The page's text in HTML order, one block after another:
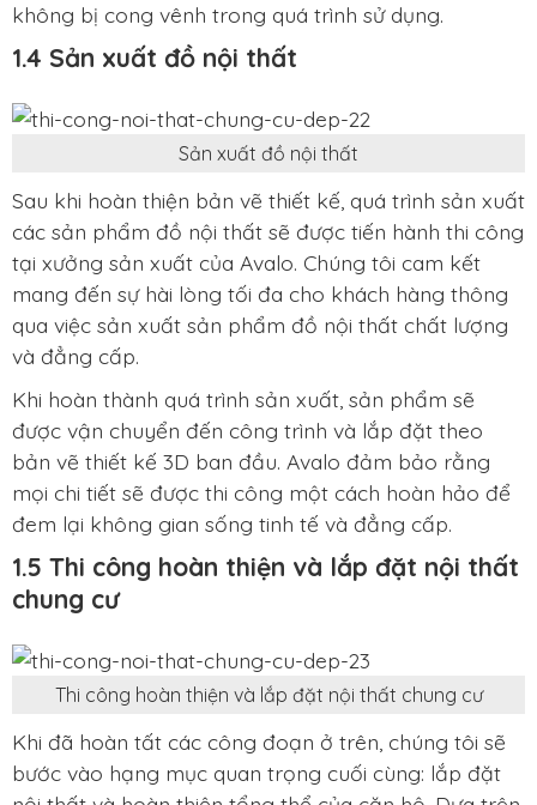
không bị cong vênh trong quá trình sử dụng.
1.4 Sản xuất đồ nội thất
Sản xuất đồ nội thất
Sau khi hoàn thiện bản vẽ thiết kế, quá trình sản xuất
các sản phẩm đồ nội thất sẽ được tiến hành thi công
tại xưởng sản xuất của Avalo. Chúng tôi cam kết
mang đến sự hài lòng tối đa cho khách hàng thông
qua việc sản xuất sản phẩm đồ nội thất chất lượng
và đẳng cấp.
Khi hoàn thành quá trình sản xuất, sản phẩm sẽ
được vận chuyển đến công trình và lắp đặt theo
bản vẽ thiết kế 3D ban đầu. Avalo đảm bảo rằng
mọi chi tiết sẽ được thi công một cách hoàn hảo để
đem lại không gian sống tinh tế và đẳng cấp.
1.5 Thi công hoàn thiện và lắp đặt nội thất
chung cư
Thi công hoàn thiện và lắp đặt nội thất chung cư
Khi đã hoàn tất các công đoạn ở trên, chúng tôi sẽ
bước vào hạng mục quan trọng cuối cùng: lắp đặt